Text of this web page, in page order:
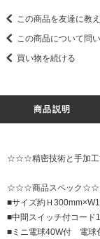
この商品を友達に教
この商品について問
買い物を続ける
商品説明
☆☆☆精密技術と手加工
☆☆☆商品スペック
■サイズ約Ｈ
■中間スイッチ付コード
■ミニ電球40W付 電